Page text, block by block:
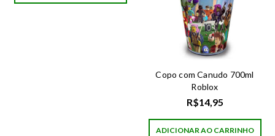
Copo com Canudo 700ml
Roblox
R$14,95
ADICIONAR AO CARRINHO